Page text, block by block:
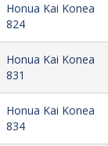
Honua Kai Konea
824
Honua Kai Konea
831
Honua Kai Konea
834